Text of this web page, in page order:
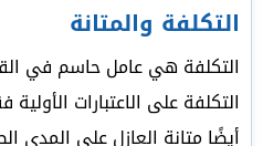
التكلفة والمتانة
التكلفة هي عامل حاسم في
التكلفة على الاعتبارات
أيضًا متانة العازل على المدى